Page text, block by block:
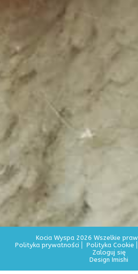
Kocia Wyspa 2026 Wszelkie
Polityka prywatności
Polityka Cookie
Zaloguj się
Design Imishi